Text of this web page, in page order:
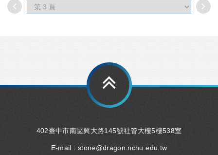
402臺中市南區興大路145號社管大樓5樓538室
E-mail : stone@dragon.nchu.edu.tw